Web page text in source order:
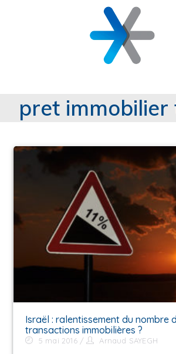
pret immobilier
Israël : ralentissement du nombre
transactions immobilières ?
5 mai 2016 Arnaud SAYEGH